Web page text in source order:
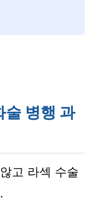
술 병행 과
고 라섹 수술